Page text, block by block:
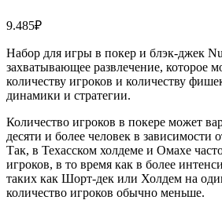
9.485₽
Набор для игры в покер и блэк-джек
захватывающее развлечение, которое
количеству игроков и количеству
динамики и стратегии.
Количество игроков в покере может
десяти и более человек в зависимости
Так, в Техасском холдеме и Омахе
игроков, в то время как в более
таких как Шорт-дек или Холдем на
количество игроков обычно меньше.